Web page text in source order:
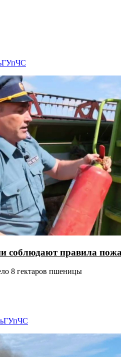
ГУпЧС
соблюдают правила
8 гектаров пшеницы
ГУпЧС